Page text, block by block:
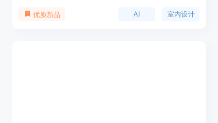
商店提供实时设计选择、展示潜在房屋潜力、节省时
优质新品 AI 室内设计